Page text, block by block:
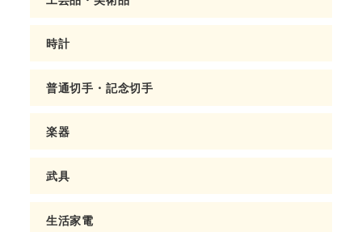
時計
普通切手・記念切手
楽器
武具
生活家電